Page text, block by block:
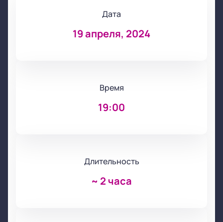
Дата
19 апреля, 2024
Время
19:00
Длительность
~ 2 часа